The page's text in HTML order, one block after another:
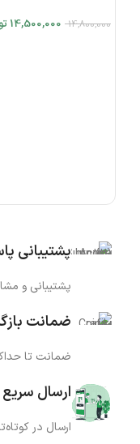
NEWLAND
14,800,000
14,500,000
ارسال سریع
ارسال در
ضمانت
ضمانت تا حداکثر ۷
پشتیبانی
پشتیبانی و